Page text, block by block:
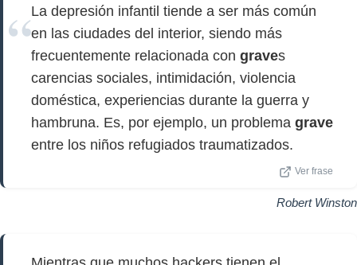
La depresión infantil tiende a ser más común
en las ciudades del interior, siendo más
frecuentemente relacionada con graves
carencias sociales, intimidación, violencia
doméstica, experiencias durante la guerra y
hambruna. Es, por ejemplo, un problema grave
entre los niños refugiados traumatizados.
Ver frase
Robert Winston